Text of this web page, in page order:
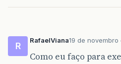
R
RafaelViana19 de novembro
Como eu faço para